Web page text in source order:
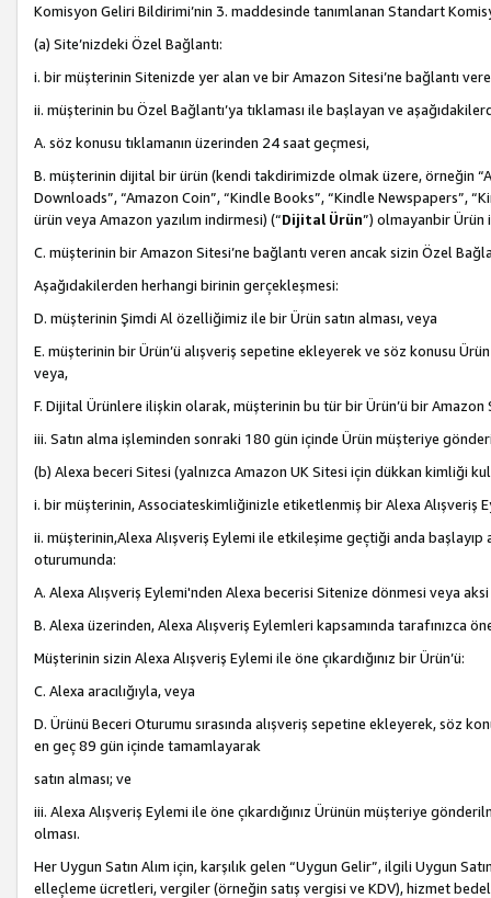
Komisyon Geliri Bildirimi’nin 3. maddesinde tanımlanan Standart
(a) Site’nizdeki Özel Bağlantı:
i. bir müşterinin Sitenizde yer alan ve bir Amazon Sitesi’ne bağlantı
ii. müşterinin bu Özel Bağlantı’ya tıklaması ile başlayan ve
A. söz konusu tıklamanın üzerinden 24 saat geçmesi,
B. müşterinin dijital bir ürün (kendi takdirimizde olmak üzere, örneğin
Downloads”, “Amazon Coin”, “Kindle Books”, “Kindle Newspapers”,
ürün veya Amazon yazılım indirmesi) (“Dijital Ürün”) olmayanbir Ürün
C. müşterinin bir Amazon Sitesi’ne bağlantı veren ancak sizin Özel
Aşağıdakilerden herhangi birinin gerçekleşmesi:
D. müşterinin Şimdi Al özelliğimiz ile bir Ürün satın alması, veya
E. müşterinin bir Ürün’ü alışveriş sepetine ekleyerek ve söz konusu
veya,
F. Dijital Ürünlere ilişkin olarak, müşterinin bu tür bir Ürün’ü bir Amazon
iii. Satın alma işleminden sonraki 180 gün içinde Ürün müşteriye
(b) Alexa beceri Sitesi (yalnızca Amazon UK Sitesi için dükkan kimliği
i. bir müşterinin, Associateskimliğinizle etiketlenmiş bir Alexa Alışveriş
ii. müşterinin,Alexa Alışveriş Eylemi ile etkileşime geçtiği anda
oturumunda:
A. Alexa Alışveriş Eylemi'nden Alexa becerisi Sitenize dönmesi veya
B. Alexa üzerinden, Alexa Alışveriş Eylemleri kapsamında tarafınızca
Müşterinin sizin Alexa Alışveriş Eylemi ile öne çıkardığınız bir Ürün’ü:
C. Alexa aracılığıyla, veya
D. Ürünü Beceri Oturumu sırasında alışveriş sepetine ekleyerek, söz
en geç 89 gün içinde tamamlayarak
satın alması; ve
iii. Alexa Alışveriş Eylemi ile öne çıkardığınız Ürünün müşteriye
olması.
Her Uygun Satın Alım için, karşılık gelen “Uygun Gelir”, ilgili Uygun
elleçleme ücretleri, vergiler (örneğin satış vergisi ve KDV), hizmet